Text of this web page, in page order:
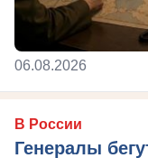
06.08.2026
В России
Генералы